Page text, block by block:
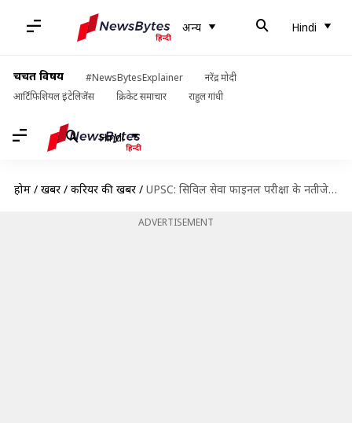
अन्य Hindi
चर्चित विषय #NewsBytesExplainer
नरेंद्र मोदी
आर्टिफिशियल इंटेलिजेंस
क्रिकेट समाचार राहुल गांधी
Hindi
होम / खबरें / करियर की खबरें / UPSC: सिविल सेवा फाइनल परीक्षा के नतीजे घोषित, श्रुति शर्मा बनीं टॉपर
ADVERTISEMENT